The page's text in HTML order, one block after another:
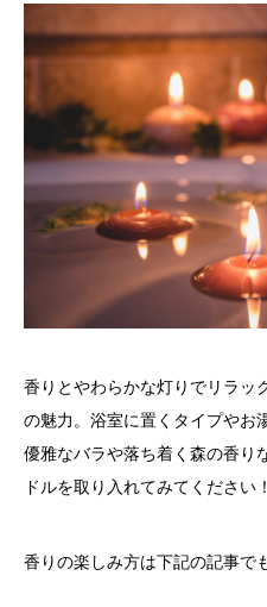
香りとやわらかな灯りでリラッ
の魅力。浴室に置くタイプやお
優雅なバラや落ち着く森の香り
ドルを取り入れてみてください！
香りの楽しみ方は下記の記事で